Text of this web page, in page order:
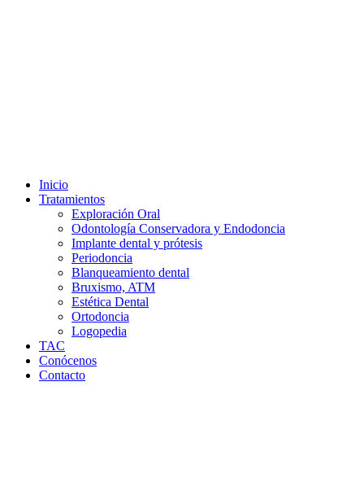
Inicio
Tratamientos
Exploración Oral
Odontología Conservadora y Endodoncia
Implante dental y prótesis
Periodoncia
Blanqueamiento dental
Bruxismo, ATM
Estética Dental
Ortodoncia
Logopedia
TAC
Conócenos
Contacto